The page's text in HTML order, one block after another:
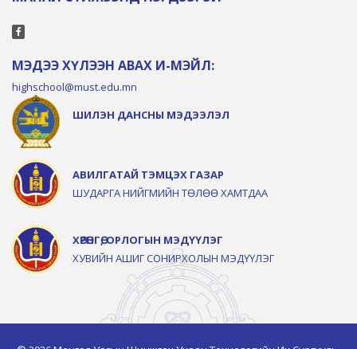
МЭДЭЭ ХҮЛЭЭН АВАХ И-МЭЙЛ:
highschool@must.edu.mn
ШИЛЭН ДАНСНЫ МЭДЭЭЛЭЛ
АВИЛГАТАЙ ТЭМЦЭХ ГАЗАР
ШУДАРГА НИЙГМИЙН ТӨЛӨӨ ХАМТДАА
ХӨРӨНГӨ, ОРЛОГЫН МЭДҮҮЛЭГ
ХУВИЙН АШИГ СОНИРХОЛЫН МЭДҮҮЛЭГ